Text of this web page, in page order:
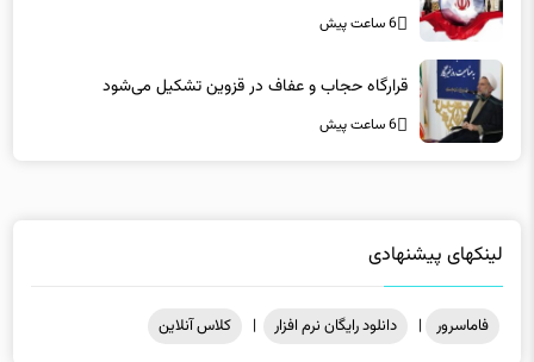
6 ساعت پیش
قرارگاه حجاب و عفاف در قزوین تشکیل می‌شود
6 ساعت پیش
لینکهای پیشنهادی
فاماسرور | دانلود رایگان نرم افزار | کلاس آنلاین